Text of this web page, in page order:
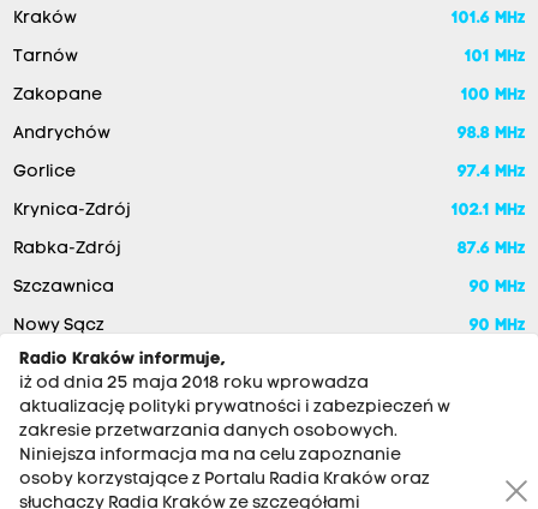
Kraków 101.6 MHz
Tarnów 101 MHz
Zakopane 100 MHz
Andrychów 98.8 MHz
Gorlice 97.4 MHz
Krynica-Zdrój 102.1 MHz
Rabka-Zdrój 87.6 MHz
Szczawnica 90 MHz
Nowy Sącz
90 MHz
Radio Kraków informuje,
iż od dnia 25 maja 2018 roku wprowadza
aktualizację polityki prywatności i zabezpieczeń w
zakresie przetwarzania danych osobowych.
Niniejsza informacja ma na celu zapoznanie
osoby korzystające z Portalu Radia Kraków oraz
słuchaczy Radia Kraków ze szczegółami